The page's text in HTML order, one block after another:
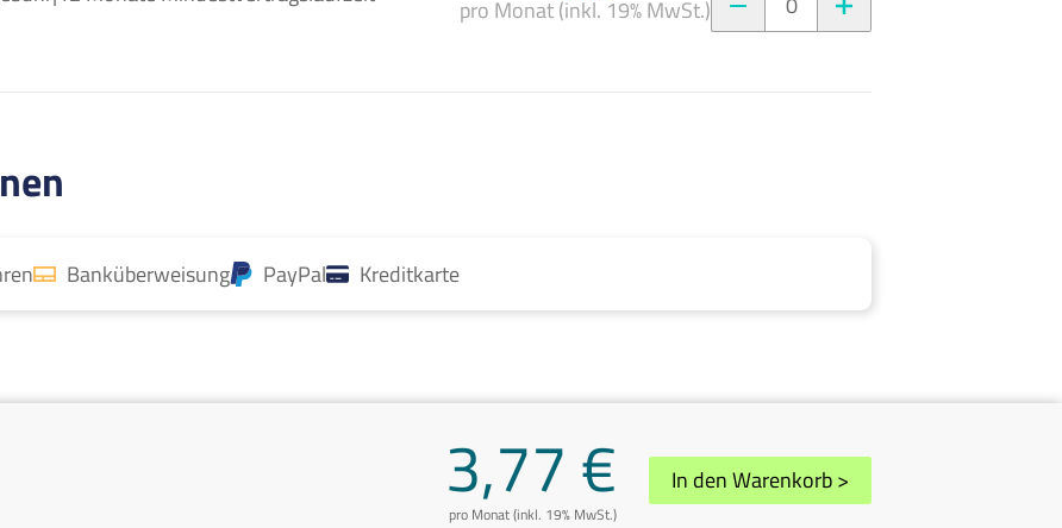
pro Monat (inkl. 19% MwSt.)
Banküberweisung PayPal Kreditkarte
3,77 €
pro Monat (inkl. 19% MwSt.)
In den Warenkorb >